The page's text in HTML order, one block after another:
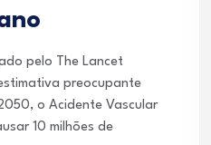
pelo The Lancet
preocupante
o Acidente Vascular
10 milhões de